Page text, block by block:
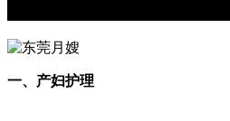
一、产妇护理